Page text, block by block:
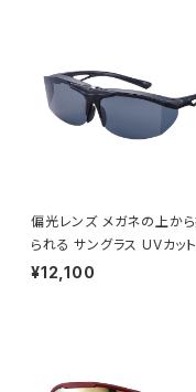
偏光レンズ メガネの上か
られる サングラス UVカッ
ね上げタイプ 【FU-
ウトドア 釣り ドライブ ラン
¥12,100